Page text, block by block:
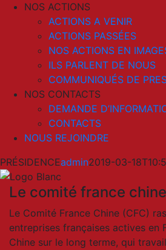
NOS ACTIONS
ACTIONS A VENIR
ACTIONS PASSÉES
NOS ACTIONS EN
ILS PARLENT DE NOUS
COMMUNIQUÉS DE
NOS CONTACTS
DEMANDE
CONTACTS
NOUS REJOINDRE
PRÉSIDENCEadmin2019-03-
Le comité france chine
Le Comité France Chine (CFC)
entreprises françaises actives en
Chine sur le long terme, qui